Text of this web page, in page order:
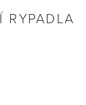
RYPADLA